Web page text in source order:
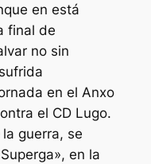
en está
final de
no sin
en el Anxo
el CD Lugo.
guerra, se
en la